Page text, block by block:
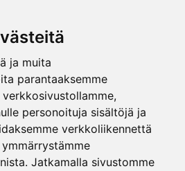
ja muita
parantaaksemme
personoituja sisältöjä ja
verkkoliikennettä
Jatkamalla sivustomme